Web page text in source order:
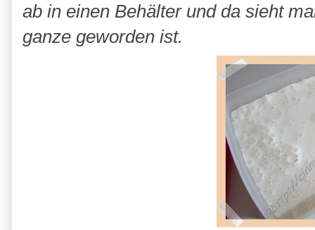
ab in einen Behälter und da sieht
ganze geworden ist.